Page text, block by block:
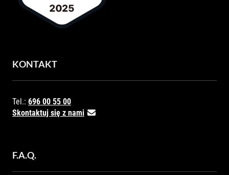
KONTAKT
Tel.: 696 00 55 00
Skontaktuj się z nami
F.A.Q.